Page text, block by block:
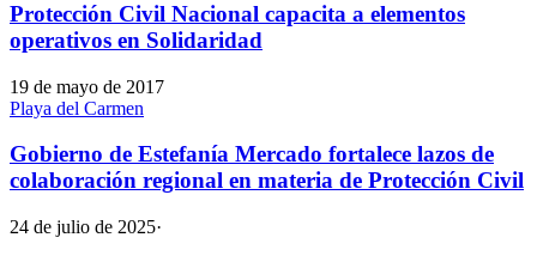
Protección Civil Nacional capacita a elementos
operativos en Solidaridad
19 de mayo de 2017
Playa del Carmen
Gobierno de Estefanía Mercado fortalece lazos de
colaboración regional en materia de Protección Civil
24 de julio de 2025·